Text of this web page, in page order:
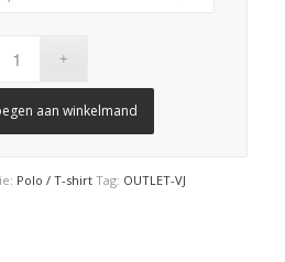
aan winkelmand
Polo / T-shirt Tag: OUTLET-VJ